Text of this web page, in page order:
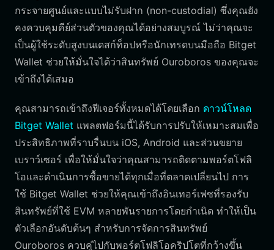
กระจายศูนย์และแบบไม่รับฝาก (non-custodial) ซึ่งคุณยัง
คงควบคุมคีย์ส่วนตัวของคุณได้อย่างสมบูรณ์ ไม่ว่าคุณจะ
เป็นผู้ใช้ระดับสูงบนเดสก์ท็อปหรือนักเทรดบนมือถือ Bitget
Wallet ช่วยให้มั่นใจได้ว่าสินทรัพย์ Ouroboros ของคุณจะ
เข้าถึงได้เสมอ
คุณสามารถเข้าถึงฟีเจอร์ทั้งหมดได้โดยเลือก ดาวน์โหลด
Bitget Wallet แพลตฟอร์มนี้ได้รับการปรับให้เหมาะสมเพื่อ
ประสิทธิภาพที่ราบรื่นบน iOS, Android และส่วนขยาย
เบราว์เซอร์ เพื่อให้มั่นใจว่าคุณสามารถติดตามพอร์ตโฟลิ
โอและดำเนินการซื้อขายได้ทุกเมื่อที่ตลาดเปลี่ยนไป การ
ใช้ Bitget Wallet ช่วยให้คุณเข้าถึงอินเทอร์เฟซที่รองรับ
สินทรัพย์ที่ใช้ EVM หลายพันรายการโดยกำเนิด ทำให้เป็น
ตัวเลือกอันดับต้นๆ สำหรับการจัดการสินทรัพย์
Ouroboros ควบคู่ไปกับพอร์ตโฟลิโอคริปโตที่กว้างขึ้น